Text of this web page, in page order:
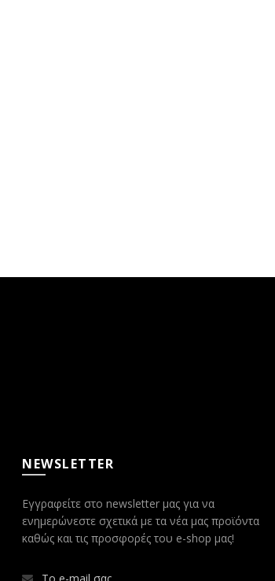
NEWSLETTER
Εγγραφείτε στο newsletter μας για να
ενημερώνεστε σχετικά με τα νέα μας προϊόντα
καθώς και τις προσφορές του e-shop μας!